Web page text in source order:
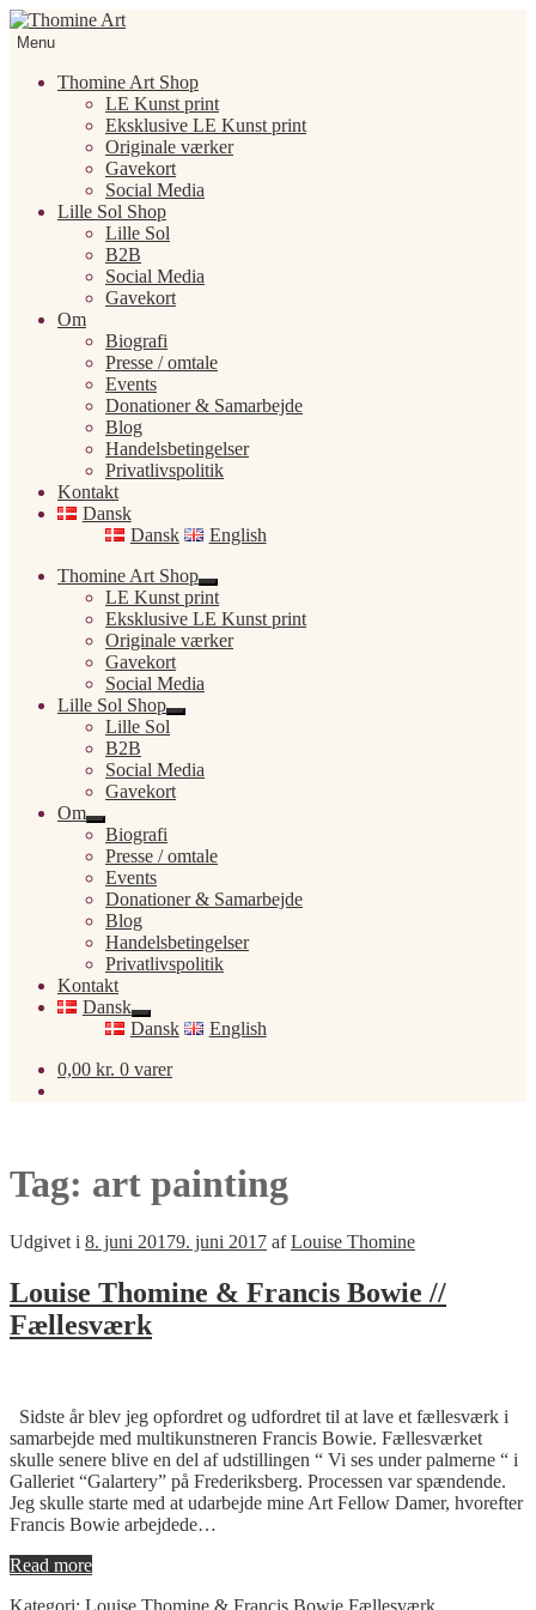
Spring
til
Spring
tilMenu
Thomine Art Shop
LE Kunst print
Eksklusive LE Kunst print
Originale værker
Gavekort
Social Media
Lille Sol Shop
Lille Sol
B2B
Social Media
Gavekort
Om
Biografi
Presse / omtale
Events
Donationer & Samarbejde
Blog
Handelsbetingelser
Privatlivspolitik
Kontakt
Dansk
Dansk
English
Thomine Art Shop
Udfold
undermenu
LE Kunst print
Eksklusive LE Kunst print
Originale værker
Gavekort
Social Media
Lille Sol Shop
Udfold
Lille Sol
B2B
Social Media
Gavekort
Om
Udfold
undermenu
Biografi
Presse / omtale
Events
Donationer & Samarbejde
Blog
Handelsbetingelser
Privatlivspolitik
Kontakt
Dansk
Udfold
undermenu
Dansk
English
0,00 kr. 0 varer
Tag: art painting
Udgivet i 8. juni 20179. juni 2017 afLouise Thomine
Louise Thomine & Francis Bowie //
Fællesværk
Sidste år blev jeg opfordret og udfordret til at lave et fællesværk i
samarbejde med multikunstneren Francis Bowie. Fællesværket
skulle senere blive en del af udstillingen “ Vi ses under palmerne “ i
Galleriet “Galartery” på Frederiksberg. Processen var spændende.
Jeg skulle starte med at udarbejde mine Art Fellow Damer, hvorefter
Francis Bowie arbejdede…
Read more